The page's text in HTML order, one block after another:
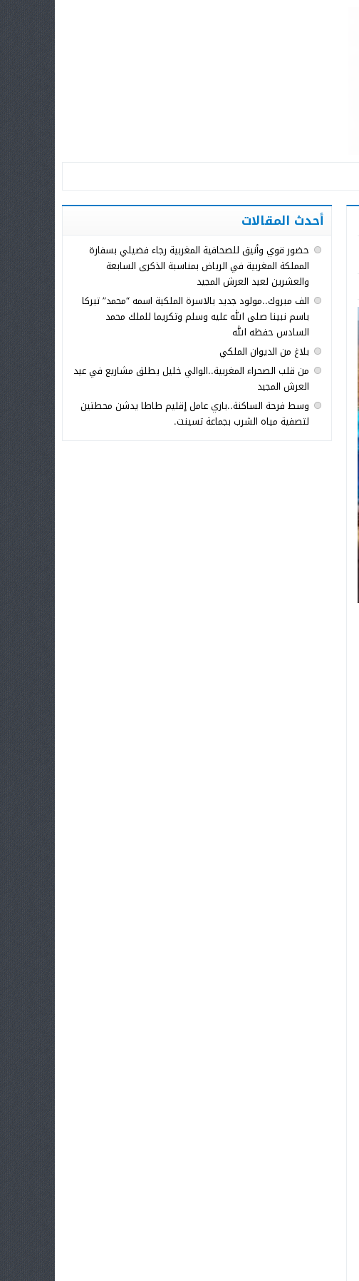
أحدث المقالات
حضور قوي وأنيق للصحافية المغربية رجاء فضيلي بسفارة
المملكة المغربية في الرياض بمناسبة الذكرى السابعة
والعشرين لعيد العرش المجيد
الف مبروك..مولود جديد بالاسرة الملكية اسمه “محمد” تبركا
باسم نبينا صلى الله عليه وسلم وتكريما للملك محمد
السادس حفظه الله
بلاغ من الديوان الملكي
من قلب الصحراء المغربية..الوالي خليل يطلق مشاريع في عيد
العرش المجيد
وسط فرحة الساكنة..باري عامل إقليم طاطا يدشن محطتين
لتصفية مياه الشرب بجماعة تسينت.